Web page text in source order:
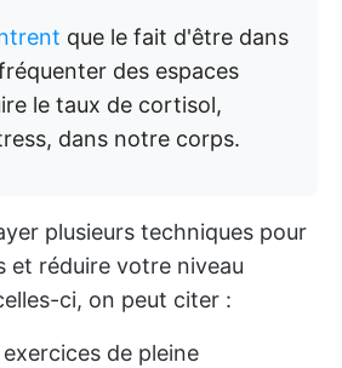
que le fait d'être dans
des espaces
le taux de cortisol,
dans notre corps.
plusieurs techniques pour
et réduire votre niveau
ci, on peut citer :
exercices de pleine